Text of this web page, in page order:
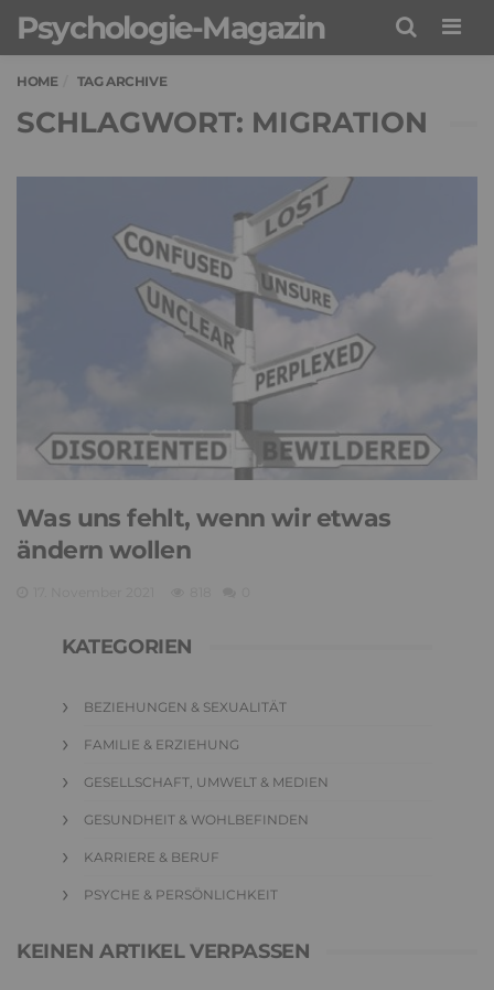
Psychologie-Magazin
HOME TAG ARCHIVE
SCHLAGWORT: MIGRATION
Was uns fehlt, wenn wir etwas
ändern wollen
KATEGORIEN
BEZIEHUNGEN & SEXUALITÄT
FAMILIE & ERZIEHUNG
GESELLSCHAFT, UMWELT & MEDIEN
GESUNDHEIT & WOHLBEFINDEN
KARRIERE & BERUF
PSYCHE & PERSÖNLICHKEIT
KEINEN ARTIKEL VERPASSEN